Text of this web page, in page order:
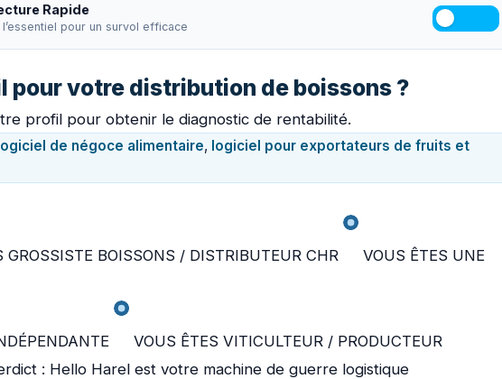
Rapide
l’essentiel pour un survol efficace
pour votre distribution de boissons ?
profil pour obtenir le diagnostic de rentabilité.
de négoce alimentaire, logiciel pour exportateurs de fruits et
GROSSISTE BOISSONS / DISTRIBUTEUR CHR VOUS ÊTES UNE
VOUS ÊTES VITICULTEUR / PRODUCTEUR
: Hello Harel est votre machine de guerre logistique